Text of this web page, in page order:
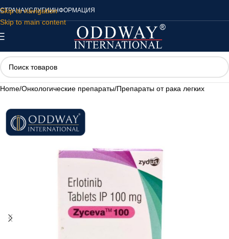
Skip to navigation
Skip to main content
СТРАНАУСЛУГИИНФОРМАЦИЯ
Home/Онкологические препараты/Препараты от рака легких